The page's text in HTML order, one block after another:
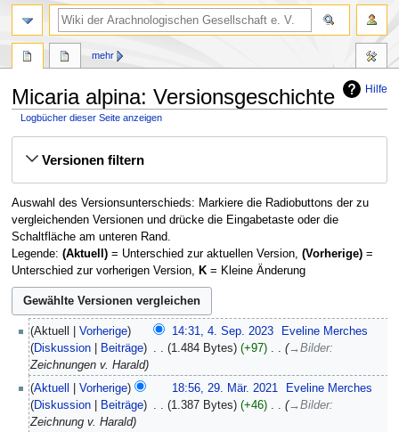
Hilfe
Micaria alpina: Versionsgeschichte
Logbücher dieser Seite anzeigen
Navigation
SucheVersionen filtern
Auswahl des Versionsunterschieds: Markiere die Radiobuttons der zu
vergleichenden Versionen und drücke die Eingabetaste oder die
Schaltfläche am unteren Rand.
Legende: (Aktuell)= Unterschied zur aktuellen Version, (Vorherige)=
Unterschied zur vorherigen Version, K= Kleine Änderung
September
2023
Aktuell Vorherige 14:31, 4. Sep. 2023
Eveline Merches
Diskussion
Beiträge 1.484 Bytes +97 ‎ →Bilder:
Zeichnungen v. Harald
März
2021
Aktuell Vorherige 18:56, 29. Mär. 2021
Eveline Merches
Diskussion
Beiträge 1.387 Bytes +46 ‎ →Bilder:
Zeichnung v. Harald
mehr